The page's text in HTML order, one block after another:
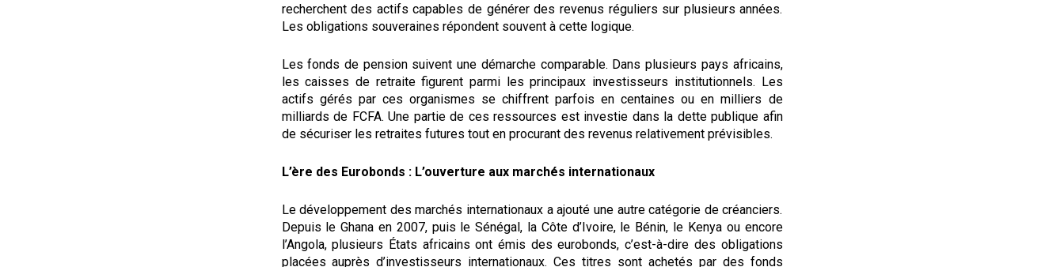
recherchent des actifs capables de générer des revenus réguliers sur plusieurs années.
Les obligations souveraines répondent souvent à cette logique.
Les fonds de pension suivent une démarche comparable. Dans plusieurs pays africains,
les caisses de retraite figurent parmi les principaux investisseurs institutionnels. Les
actifs gérés par ces organismes se chiffrent parfois en centaines ou en milliers de
milliards de FCFA. Une partie de ces ressources est investie dans la dette publique afin
de sécuriser les retraites futures tout en procurant des revenus relativement prévisibles.
L’ère des Eurobonds : L’ouverture aux marchés internationaux
Le développement des marchés internationaux a ajouté une autre catégorie de créanciers.
Depuis le Ghana en 2007, puis le Sénégal, la Côte d’Ivoire, le Bénin, le Kenya ou encore
l’Angola, plusieurs États africains ont émis des eurobonds, c’est-à-dire des obligations
placées auprès d’investisseurs internationaux. Ces titres sont achetés par des fonds